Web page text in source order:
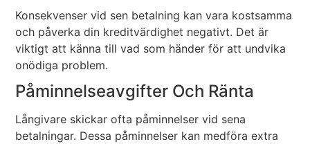
Konsekvenser vid sen betalning kan vara kostsamma
och påverka din kreditvärdighet negativt. Det är
viktigt att känna till vad som händer för att undvika
onödiga problem.
Påminnelseavgifter Och Ränta
Långivare skickar ofta påminnelser vid sena
betalningar. Dessa påminnelser kan medföra extra